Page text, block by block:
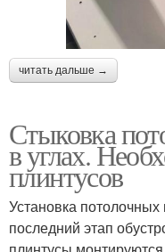
читать дальше →
Стыковка
в углах.
плинтусов
Установка
последний этап